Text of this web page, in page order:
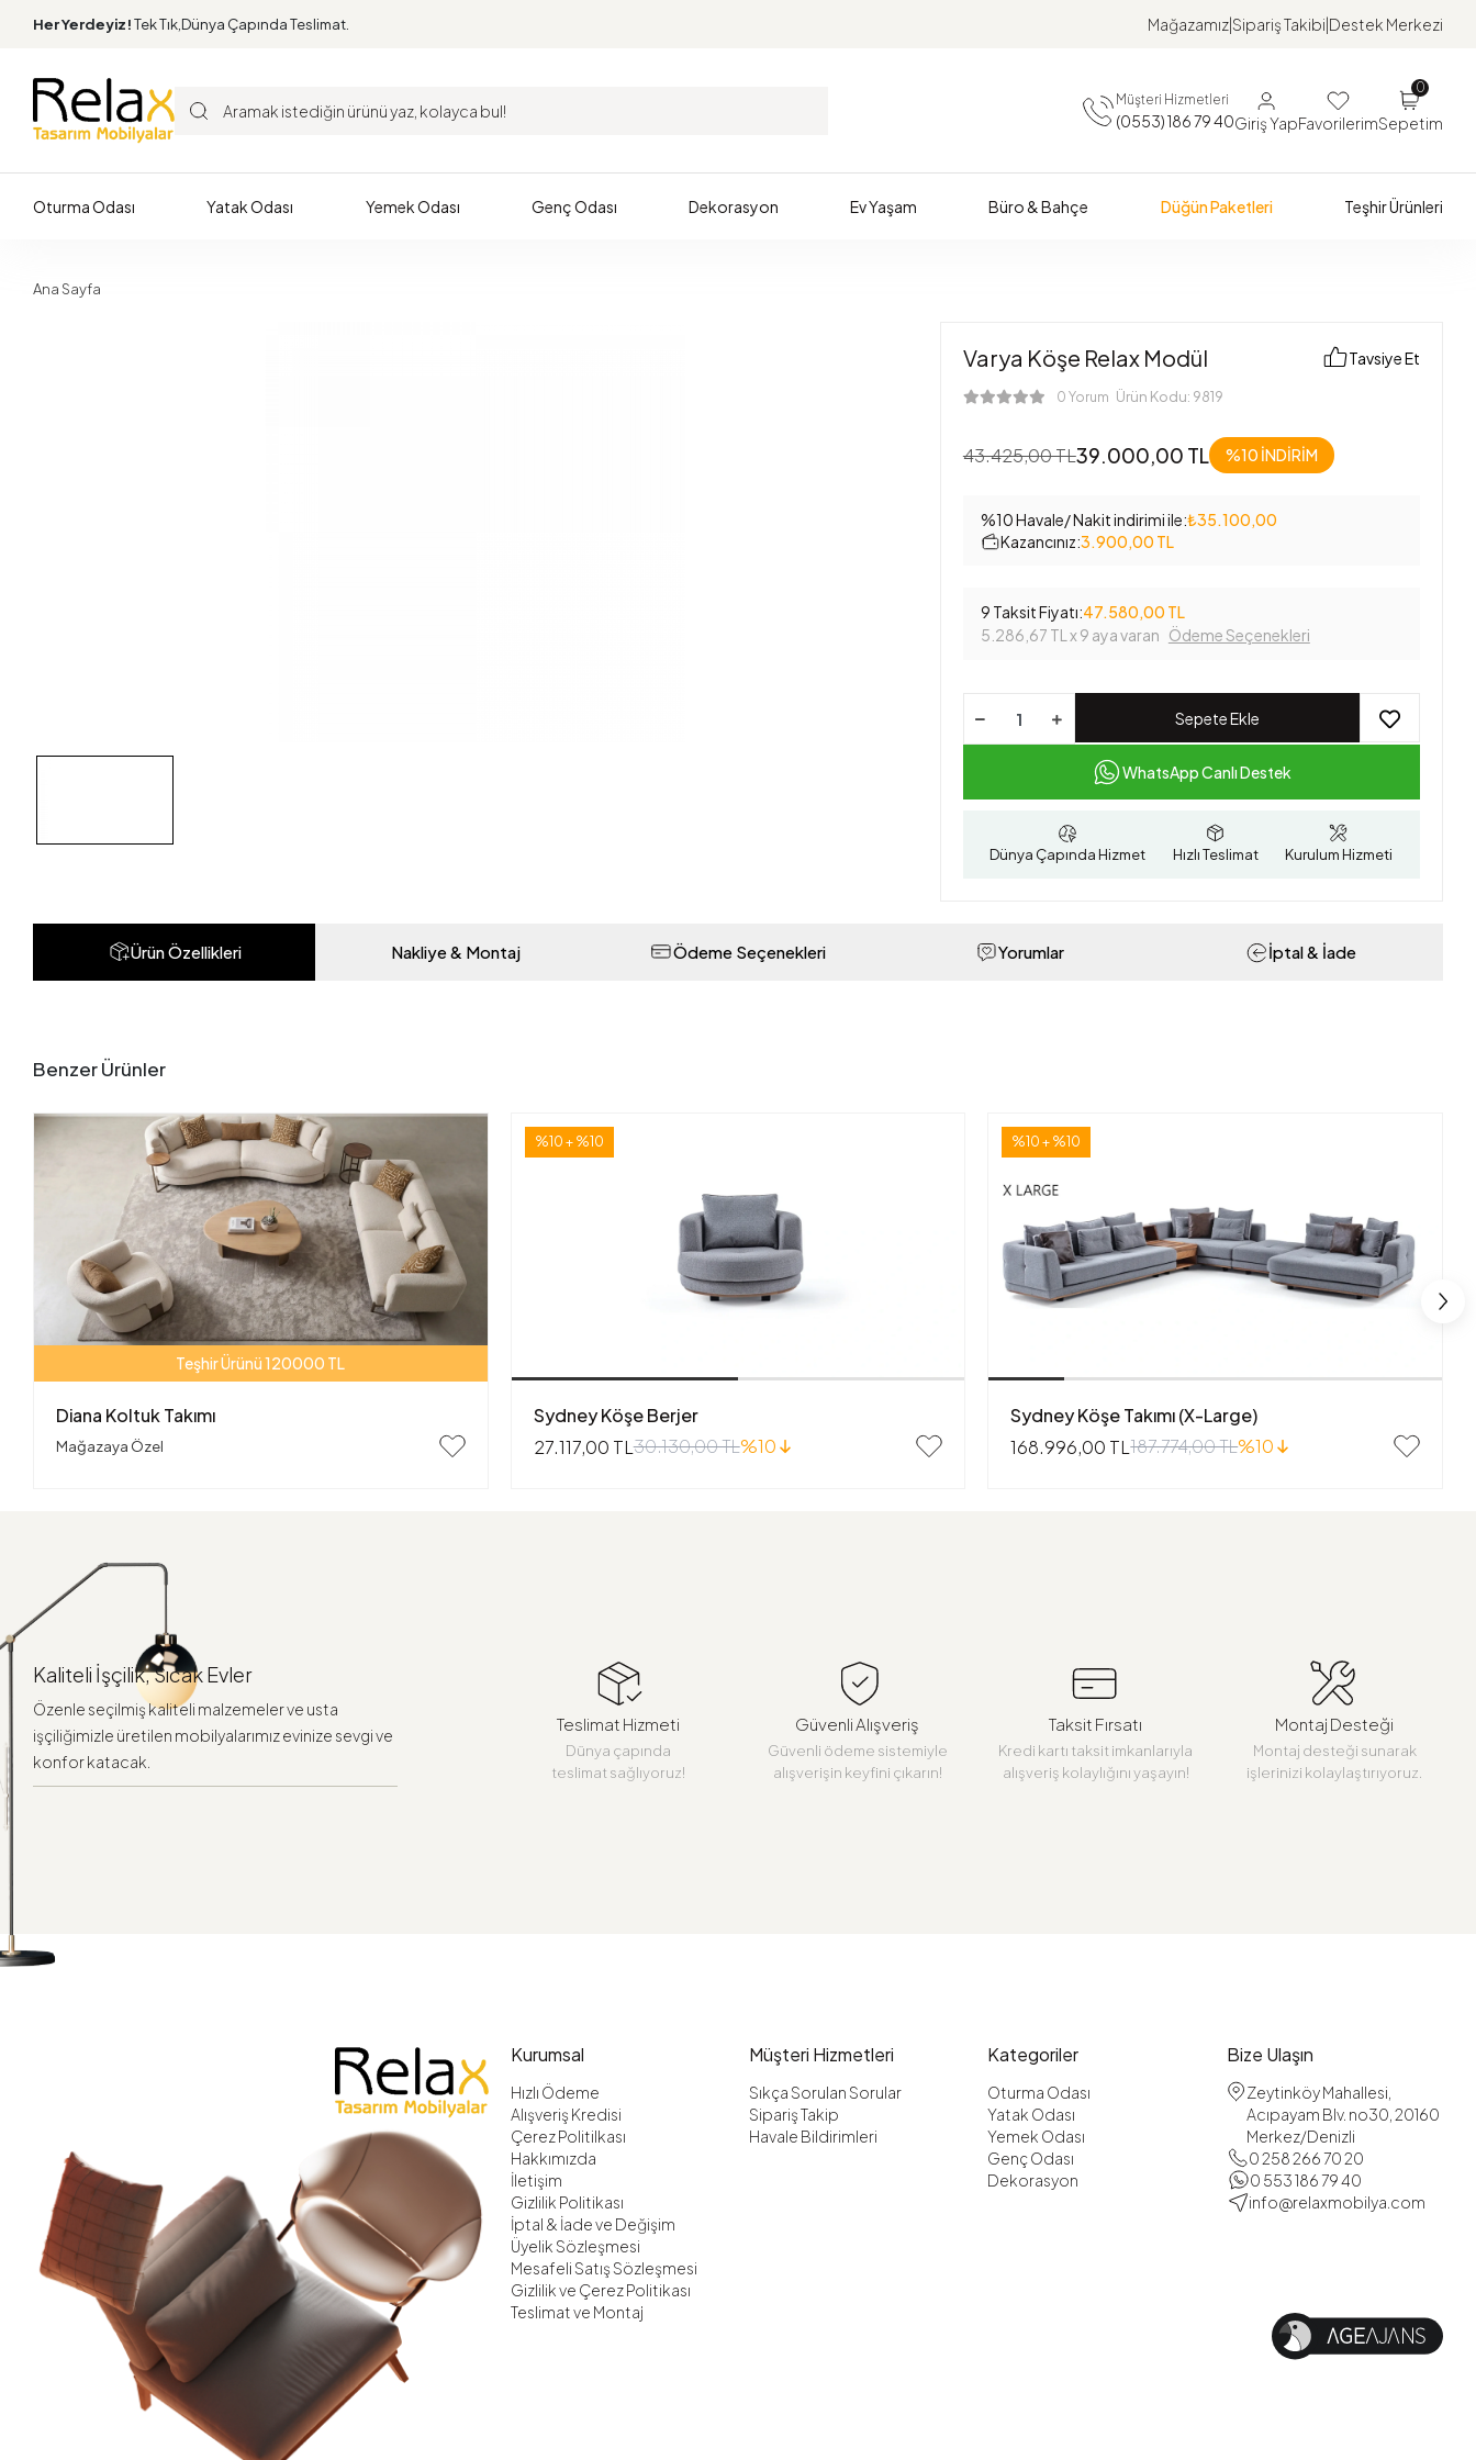
Her Yerdeyiz!Tek Tık,Dünya Çapında Teslimat. MağazamızSipariş Takibi Destek Merkezi
Müşteri Hizmetleri
(0553) 186 79 40Giriş YapFavorilerim
0
Sepetim
Oturma Odası Yatak Odası Yemek Odası Genç Odası Dekorasyon Ev Yaşam Büro & Bahçe Düğün Paketleri Teşhir Ürünleri
Ana Sayfa
Varya Köşe Relax Modül
0 Yorum Ürün Kodu: 9819
Tavsiye Et
43.425,00 TL39.000,00 TL %10 İNDİRİM
%10 Havale/ Nakit indirimi ile:₺35.100,00
Kazancınız:3.900,00 TL
9 Taksit Fiyatı:47.580,00 TL
5.286,67 TL x 9 aya varan Ödeme Seçenekleri
Sepete Ekle
WhatsApp Canlı Destek
Dünya Çapında Hizmet Hızlı Teslimat Kurulum Hizmeti
Ürün Özellikleri Nakliye & Montaj Ödeme Seçenekleri Yorumlar İptal & İade
Benzer Ürünler
Teşhir Ürünü 120000 TL
Diana Koltuk Takımı
Mağazaya Özel
%10 + %10
Sydney Köşe Berjer
27.117,00 TL30.130,00 TL%10
%10 + %10
Sydney Köşe Takımı (X-Large)
168.996,00 TL187.774,00 TL%10
Kaliteli İşçilik, Sıcak Evler
Özenle seçilmiş kaliteli malzemeler ve usta
işçiliğimizle üretilen mobilyalarımız evinize sevgi ve
konfor katacak.
Teslimat Hizmeti
Dünya çapında
teslimat sağlıyoruz!
Güvenli Alışveriş
Güvenli ödeme sistemiyle
alışverişin keyfini çıkarın!
Taksit Fırsatı
Kredi kartı taksit imkanlarıyla
alışveriş kolaylığını yaşayın!
Montaj Desteği
Montaj desteği sunarak
işlerinizi kolaylaştırıyoruz.
Kurumsal
Hızlı Ödeme
Alışveriş Kredisi
Çerez Politilkası
Hakkımızda
İletişim
Gizlilik Politikası
İptal & İade ve Değişim
Üyelik Sözleşmesi
Mesafeli Satış Sözleşmesi
Gizlilik ve Çerez Politikası
Teslimat ve Montaj
Müşteri Hizmetleri
Sıkça Sorulan Sorular
Sipariş Takip
Havale Bildirimleri
Kategoriler
Oturma Odası
Yatak Odası
Yemek Odası
Genç Odası
Dekorasyon
Bize Ulaşın
Zeytinköy Mahallesi,
Acıpayam Blv. no30, 20160
Merkez/Denizli
0 258 266 70 20
0 553 186 79 40
info@relaxmobilya.com